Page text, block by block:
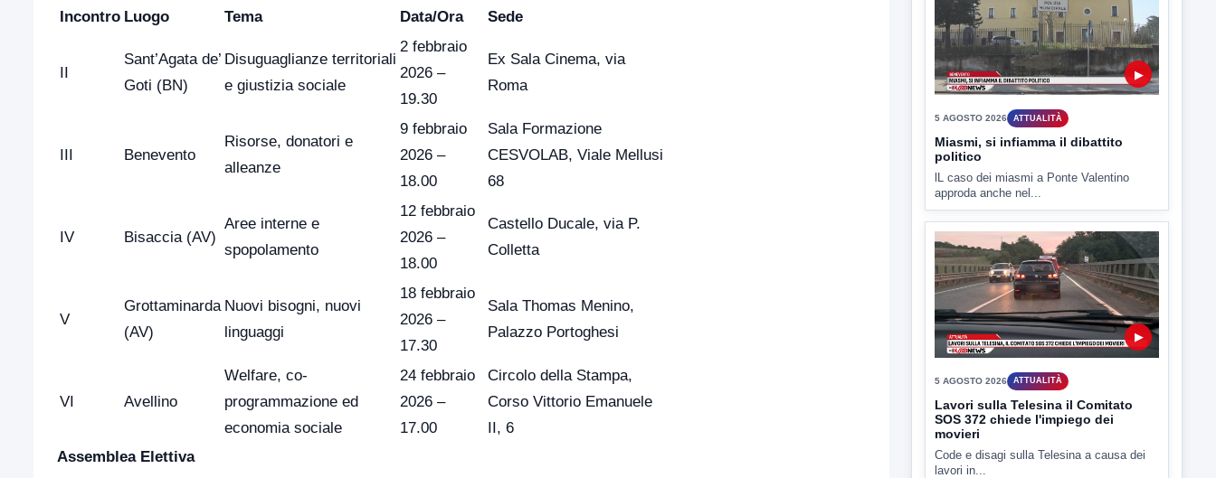
Incontro Luogo Tema Data/Ora Sede
II
Sant’Agata de’
Goti (BN)
Disuguaglianze territoriali
e giustizia sociale
2 febbraio
2026 –
19.30
Ex Sala Cinema, via
Roma
III Benevento
Risorse, donatori e
alleanze
9 febbraio
2026 –
18.00
Sala Formazione
CESVOLAB, Viale Mellusi
68
IV Bisaccia (AV)
Aree interne e
spopolamento
12 febbraio
2026 –
18.00
Castello Ducale, via P.
Colletta
V
Grottaminarda
(AV)
Nuovi bisogni, nuovi
linguaggi
18 febbraio
2026 –
17.30
Sala Thomas Menino,
Palazzo Portoghesi
VI Avellino
Welfare, co-
programmazione ed
economia sociale
24 febbraio
2026 –
17.00
Circolo della Stampa,
Corso Vittorio Emanuele
II, 6
Assemblea Elettiva
▶
5 AGOSTO 2026 ATTUALITÀ
Miasmi, si infiamma il dibattito
politico
lL caso dei miasmi a Ponte Valentino
approda anche nel...
▶
5 AGOSTO 2026 ATTUALITÀ
Lavori sulla Telesina il Comitato
SOS 372 chiede l'impiego dei
movieri
Code e disagi sulla Telesina a causa dei
lavori in...